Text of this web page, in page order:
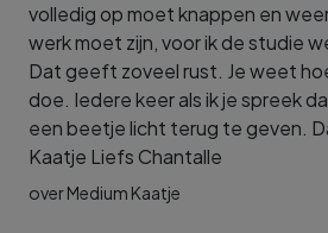
volledig op moet knappen en
werk moet zijn, voor ik de studie
Dat geeft zoveel rust. Je weet
doe. Iedere keer als ik je spreek
een beetje licht terug te geven.
Kaatje Liefs Chantalle
over Medium Kaatje